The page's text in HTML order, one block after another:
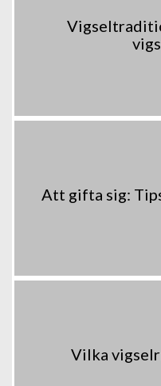
Att gifta sig:
Vilka